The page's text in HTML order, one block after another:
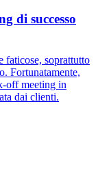
di successo
faticose, soprattutto
Fortunatamente,
off meeting in
dai clienti.